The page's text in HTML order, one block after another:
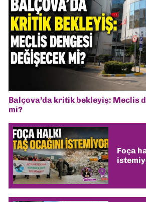
Balçova’da kritik bekleyiş: Meclis
mi?
Foça